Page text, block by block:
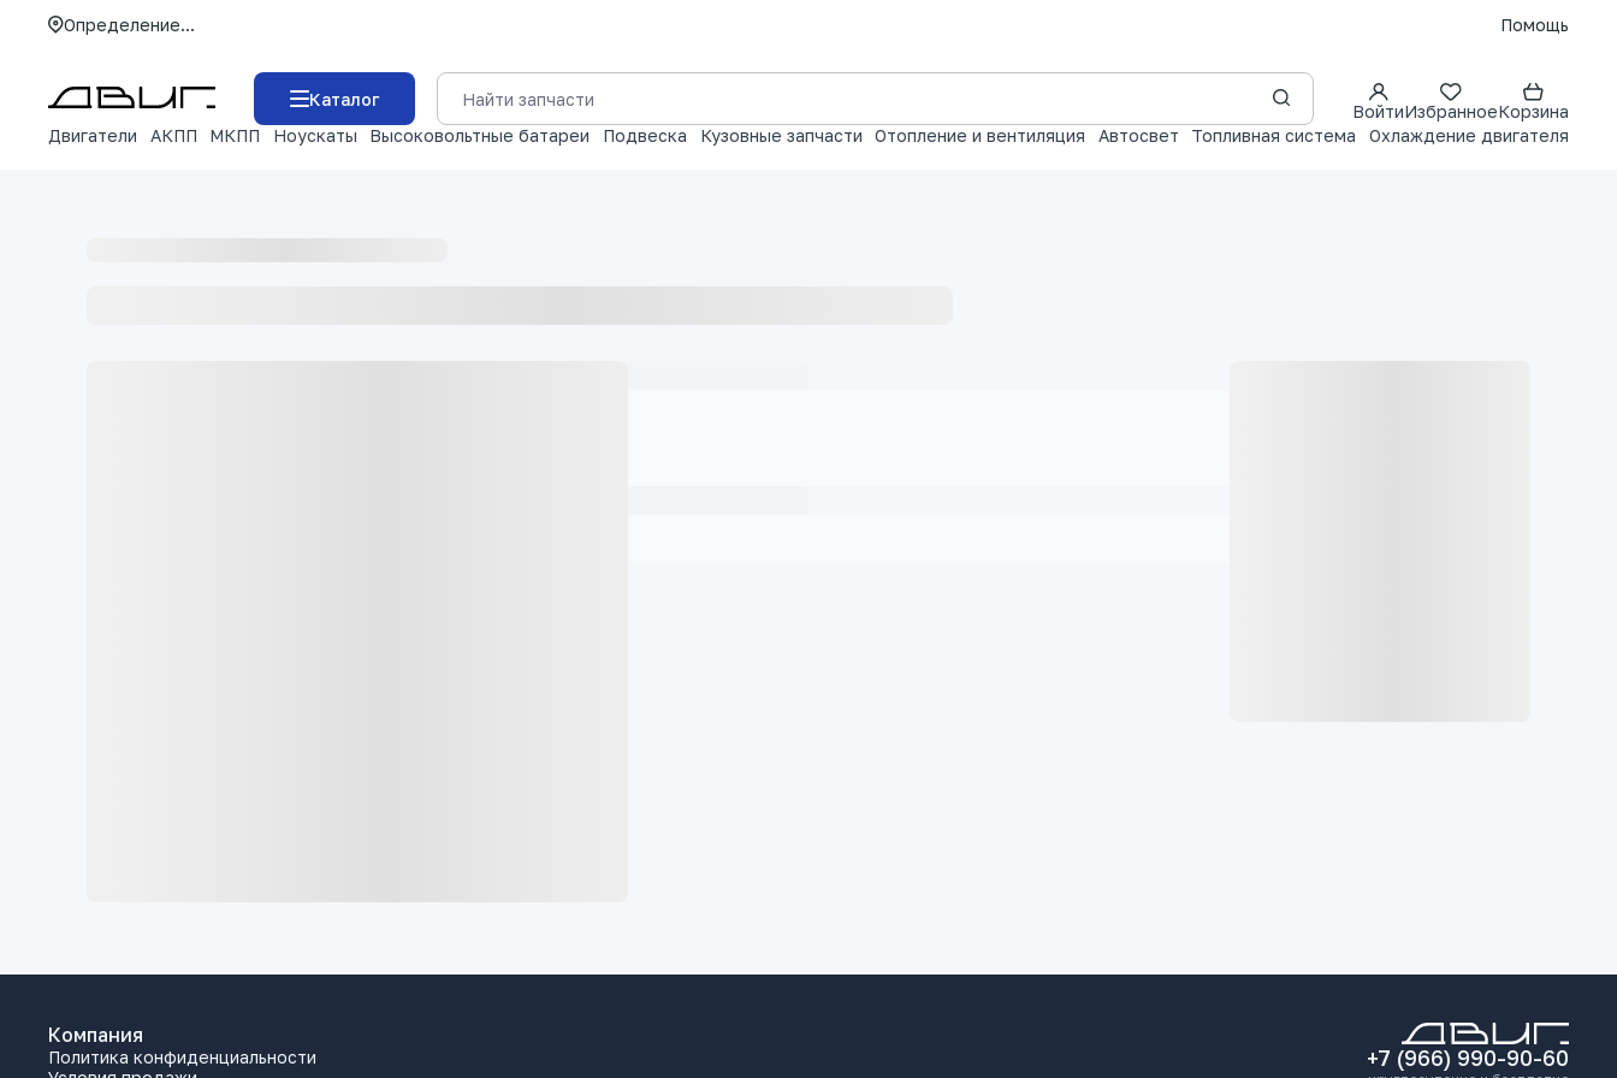
Определение... Помощь
Каталог
ВойтиИзбранноеКорзина
Двигатели
АКПП МКПП Ноускаты Высоковольтные батареи Подвеска Кузовные запчасти Отопление и вентиляция Автосвет Топливная система Охлаждение двигателя
Компания
Политика конфиденциальности
+7 (966) 990-90-60